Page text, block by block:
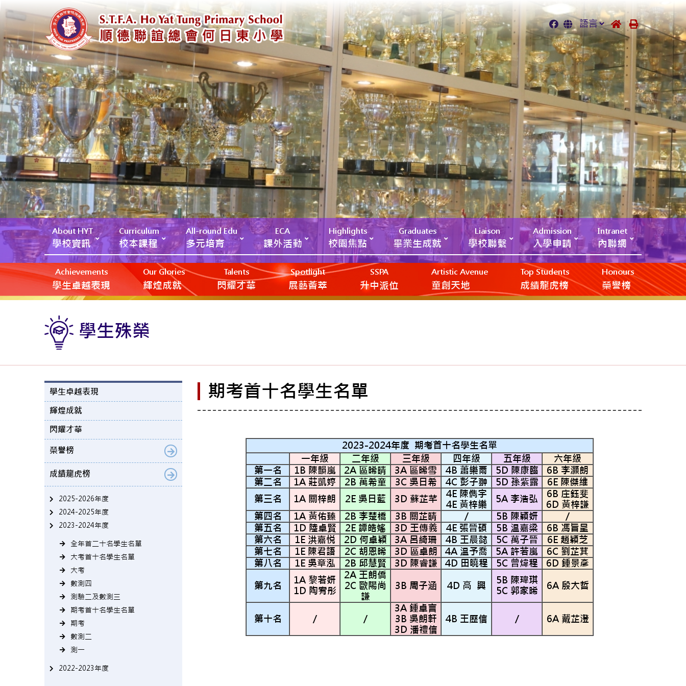
About HYT
學校資訊
Curriculum
校本課程
All-round Edu
多元培育
ECA
課外活動
Highlights
校園焦點
Graduates
畢業生成就
Liaison
學校聯繫
Admission
入學申請
Intranet
內聯網
Achievements
學生卓越表現
Our Glories
輝煌成就
Talents
閃耀才華
Spotlight
展藝薈萃
SSPA
升中派位
Artistic Avenue
‎‎‏‎ㅤ童創天地
Top Students
成績龍虎榜
Honours
榮譽榜
學生殊榮
學生卓越表現
輝煌成就
閃耀才華
榮譽榜
成績龍虎榜
2025-2026年度
2024-2025年度
2023-2024年度
全年首二十名學生名單
大考首十名學生名單
大考
數測四
測驗二及數測三
期考首十名學生名單
期考
數測二
測一
2022-2023年度
期考首十名學生名單
2023-2024年度 期考首十名學生名單
一年級
二年級 三年級 四年級 五年級
六年級
第一名
1B 陳韻嵐 2A 區晞晴 3A 區晞雪 4B 蕭樂爾 5D 陳康臨
6B 李灝朗
第二名
1A 莊凱婷 2B 萬希童 3C 吳日希 4C 彭子翀 5D 孫紫露
6E 陳傑維
第三名
1A 關梓朗 2E 吳日藍 3D 蘇芷芊
4E 陳儁宇
4E 黃梓樂
5A 李浩弘
6B 庄鈺斐
6D 黃梓謙
第四名
1A 黃佑臻 2B 李楚橋 3B 關芷晴 / 5B 陳穎妍
/
第五名
1D 陸卓賢 2E 譚皓媱 3D 王傳義 4E 張晉碩 5B 温嘉梁
6B 馮旨呈
第六名
1E 洪嘉悦 2D 何卓穎 3A 呂綺珊 4B 王晨懿 5C 萬子晉
6E 趙穎芝
第七名
1E 陳君語 2C 胡恩晞 3D 區卓朗 4A 温予喬 5A 許若嵐
6C 劉芷萁
第八名
1E 吳章泓 2B 邱慧賢 3D 陳睿謙 4D 田曉程 5C 曾煒程
6D 鍾景彥
第九名
1A 黎若妍
1D 陶宥彤
2A 王朗僑
2C 歐陽尚
謙
3B 周子涵 4D 高 興
5B 陳瑋琪
5C 郭家晞
6A 殷大哲
第十名 / /
3A 鍾卓言
3B 吳朗軒
3D 潘禮信
4B 王歷信 / 6A 戴芷澄